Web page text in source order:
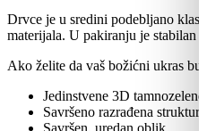
Drvce je u sredini podebljano
materijala. U pakiranju je stabilan
Ako želite da vaš božićni ukras
Jedinstvene 3D
Savršeno razrađena struktura
Savršen, uredan oblik